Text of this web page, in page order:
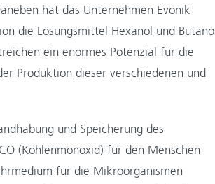
hat das Unternehmen Evonik
die Lösungsmittel Hexanol und Butanol
ein enormes Potenzial für die
Produktion dieser verschiedenen und
und Speicherung des
(Kohlenmonoxid) für den Menschen
für die Mikroorganismen